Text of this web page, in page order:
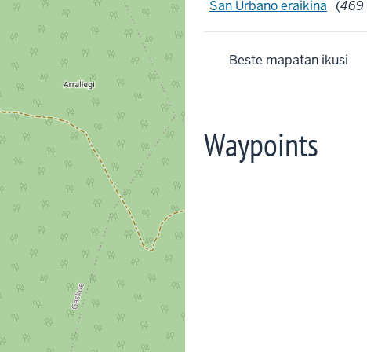
San Urbano eraikina (469
Beste mapatan ikusi
Waypoints